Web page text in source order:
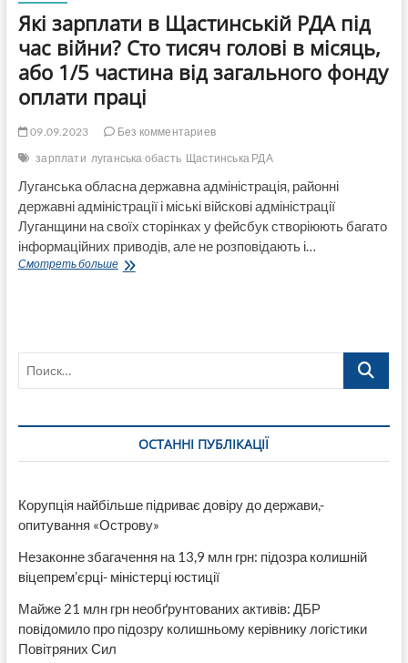
Які зарплати в Щастинській РДА під
час війни? Сто тисяч голові в місяць,
або 1/5 частина від загального фонду
оплати праці
09.09.2023
Без комментариев
зарплати луганська обасть Щастинська РДА
Луганська обласна державна адміністрація, районні
державні адміністрації і міські війскові адміністрації
Луганщини на своїх сторінках у фейсбук створіюють багато
інформаційних приводів, але не розповідають і…
Смотреть большеЯкі
Сто
голові
місяць,
частина
від
фонду
оплати
Поиск…
ОСТАННІ ПУБЛІКАЦІЇ
Корупція найбільше підриває довіру до держави,-
опитування «Острову»
Незаконне збагачення на 13,9 млн грн: підозра колишній
віцепрем’єрці- міністерці юстиції
Майже 21 млн грн необґрунтованих активів: ДБР
повідомило про підозру колишньому керівнику логістики
Повітряних Сил